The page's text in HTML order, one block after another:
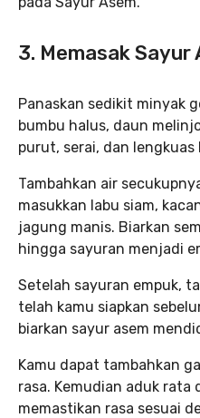
3. Memasak Sayur
Panaskan sedikit minyak
bumbu halus, daun
purut, serai, dan lengkuas
Tambahkan air
masukkan labu siam,
jagung manis. Biarkan
hingga sayuran menjadi
Setelah sayuran empuk,
telah kamu siapkan
biarkan sayur asem
Kamu dapat tambahkan
rasa. Kemudian aduk rata
memastikan rasa sesuai